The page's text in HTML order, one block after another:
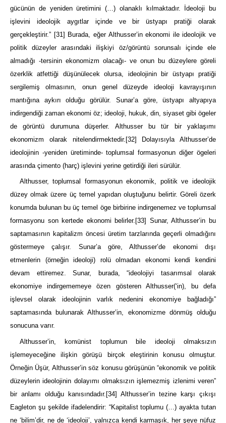
gücünün de yeniden üretimini (…) olanaklı kılmaktadır. İdeoloji bu
işlevini ideolojik aygıtlar içinde ve bir üstyapı pratiği olarak
gerçekleştirir.” [31] Burada, eğer Althusser’in ekonomi ile ideolojik ve
politik düzeyler arasındaki ilişkiyi öz/görüntü sorunsalı içinde ele
almadığı -tersinin ekonomizm olacağı- ve onun bu düzeylere göreli
özerklik atfettiği düşünülecek olursa, ideolojinin bir üstyapı pratiği
sergilemiş olmasının, onun genel düzeyde ideoloji kavrayışının
mantığına aykırı olduğu görülür. Sunar’a göre, üstyapı altyapıya
indirgendiği zaman ekonomi öz; ideoloji, hukuk, din, siyaset gibi ögeler
de görüntü durumuna düşerler. Althusser bu tür bir yaklaşımı
ekonomizm olarak nitelendirmektedir. [32] Dolayısıyla Althusser’de
ideolojinin -yeniden üretiminde- toplumsal formasyonun diğer ögeleri
arasında çimento (harç) işlevini yerine getirdiği ileri sürülür.
Althusser, toplumsal formasyonun ekonomik, politik ve ideolojik
düzey olmak üzere üç temel yapıdan oluştuğunu belirtir. Göreli özerk
konumda bulunan bu üç temel öge birbirine indirgenemez ve toplumsal
formasyonu son kertede ekonomi belirler. [33] Sunar, Althusser’in bu
saptamasının kapitalizm öncesi üretim tarzlarında geçerli olmadığını
göstermeye çalışır. Sunar’a göre, Althusser’de ekonomi dışı
etmenlerin (örneğin ideoloji) rolü olmadan ekonomi kendi kendini
devam ettiremez. Sunar, burada, “ideolojiyi tasarımsal olarak
ekonomiye indirgememeye özen gösteren Althusser(‘in), bu defa
işlevsel olarak ideolojinin varlık nedenini ekonomiye bağladığı”
saptamasında bulunarak Althusser’in, ekonomizme dönmüş olduğu
sonucuna varır.
Althusser’in, komünist toplumun bile ideoloji olmaksızın
işlemeyeceğine ilişkin görüşü birçok eleştirinin konusu olmuştur.
Örneğin Üşür, Althusser’in söz konusu görüşünün “ekonomik ve politik
düzeylerin ideolojinin dolayımı olmaksızın işlemezmiş izlenimi veren”
bir anlamı olduğu kanısındadır. [34] Althusser’in tezine karşı çıkışı
Eagleton şu şekilde ifadelendirir: “Kapitalist toplumu (…) ayakta tutan
ne ‘bilim’dir, ne de ‘ideoloji’, yalnızca kendi karmaşık, her şeye nüfuz